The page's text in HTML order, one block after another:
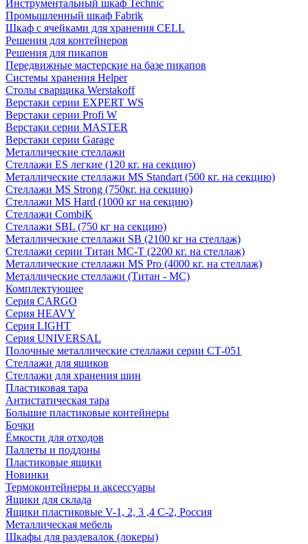
Инструментальный шкаф Technic
Промышленный шкаф Fabrik
Шкаф с ячейками для хранения CELL
Решения для контейнеров
Решения для пикапов
Передвижные мастерские на базе пикапов
Системы хранения Helper
Столы сварщика Werstakoff
Верстаки серии EXPERT WS
Верстаки серии Profi W
Верстаки серии MASTER
Верстаки серии Garage
Металлические стеллажи
Стеллажи ES легкие (120 кг. на секцию)
Металлические стеллажи MS Standart (500 кг. на секцию)
Стеллажи MS Strong (750кг. на секцию)
Стеллажи MS Hard (1000 кг на секцию)
Стеллажи CombiK
Стеллажи SBL (750 кг на секцию)
Металлические стеллажи SB (2100 кг на стеллаж)
Стеллажи серии Титан МС-Т (2200 кг. на стеллаж)
Металлические стеллажи MS Pro (4000 кг. на стеллаж)
Металлические стеллажи (Титан - МС)
Комплектующее
Серия CARGO
Серия HEAVY
Серия LIGHT
Серия UNIVERSAL
Полочные металлические стеллажи серии СТ-051
Стеллажи для ящиков
Стеллажи для хранения шин
Пластиковая тара
Антистатическая тара
Большие пластиковые контейнеры
Бочки
Ёмкости для отходов
Паллеты и поддоны
Пластиковые ящики
Новинки
Термоконтейнеры и аксессуары
Ящики для склада
Ящики пластиковые V-1, 2, 3 ,4 С-2, Россия
Металлическая мебель
Шкафы для раздевалок (локеры)